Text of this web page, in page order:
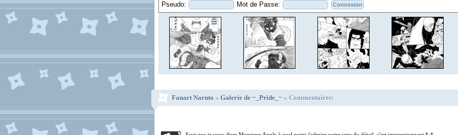
Pseudo:
Mot de Passe:
Fanart Naruto » Galerie de ~_Pride_~ » Commentaires: